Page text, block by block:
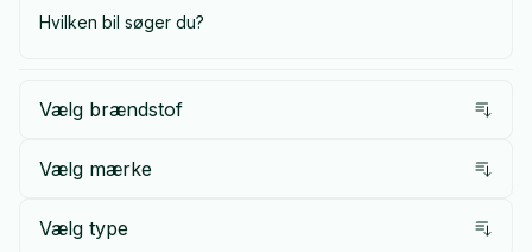
Vælg brændstof
Vælg mærke
Vælg type